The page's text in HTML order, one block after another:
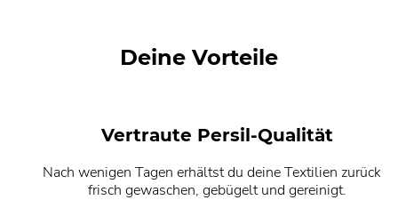
Deine Vorteile
Vertraute Persil-Qualität
Nach wenigen Tagen erhältst du deine Textilien zurück –
frisch gewaschen, gebügelt und gereinigt.